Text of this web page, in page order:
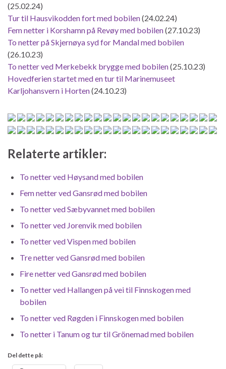
(25.02.24)
Tur til Hausvikodden fort med bobilen(24.02.24)
Fem netter i Korshamn på Revøy med bobilen(27.10.23)
To netter på Skjernøya syd for Mandal med bobilen
(26.10.23)
To netter ved Merkebekk brygge med bobilen(25.10.23)
Hovedferien startet med en tur til Marinemuseet
Karljohansvern i Horten(24.10.23)
Relaterte artikler:
To netter ved Høysand med bobilen
Fem netter ved Gansrød med bobilen
To netter ved Sæbyvannet med bobilen
To netter ved Jorenvik med bobilen
To netter ved Vispen med bobilen
Tre netter ved Gansrød med bobilen
Fire netter ved Gansrød med bobilen
To netter ved Hallangen på vei til Finnskogen med
bobilen
To netter ved Røgden i Finnskogen med bobilen
To netter i Tanum og tur til Grönemad med bobilen
Del dette på: